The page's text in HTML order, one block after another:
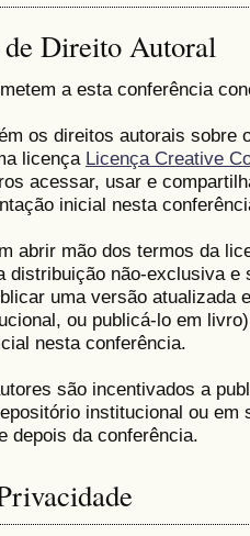
Direito Autoral
a esta conferência
os direitos autorais sobre
licença Licença Creative
acessar, usar e
inicial nesta
abrir mão dos termos da
distribuição não-exclusiva e
uma versão atualizada
ou publicá-lo em
nesta conferência.
são incentivados a
institucional ou em
depois da conferência.